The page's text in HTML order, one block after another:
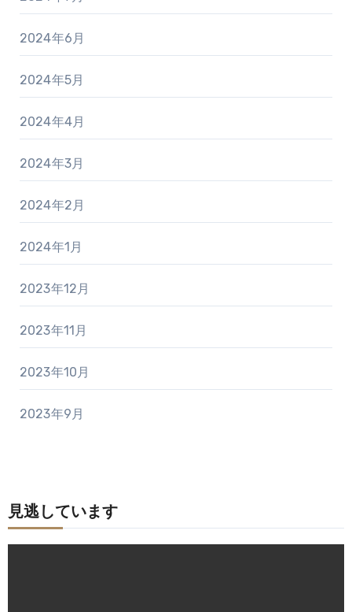
2024年6月
2024年5月
2024年4月
2024年3月
2024年2月
2024年1月
2023年12月
2023年11月
2023年10月
2023年9月
見逃しています